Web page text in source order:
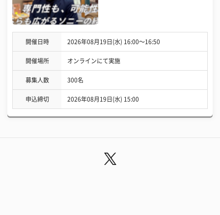
開催日時 2026年08月19日(水) 16:00〜16:50
開催場所 オンラインにて実施
募集人数 300名
申込締切 2026年08月19日(水) 15:00